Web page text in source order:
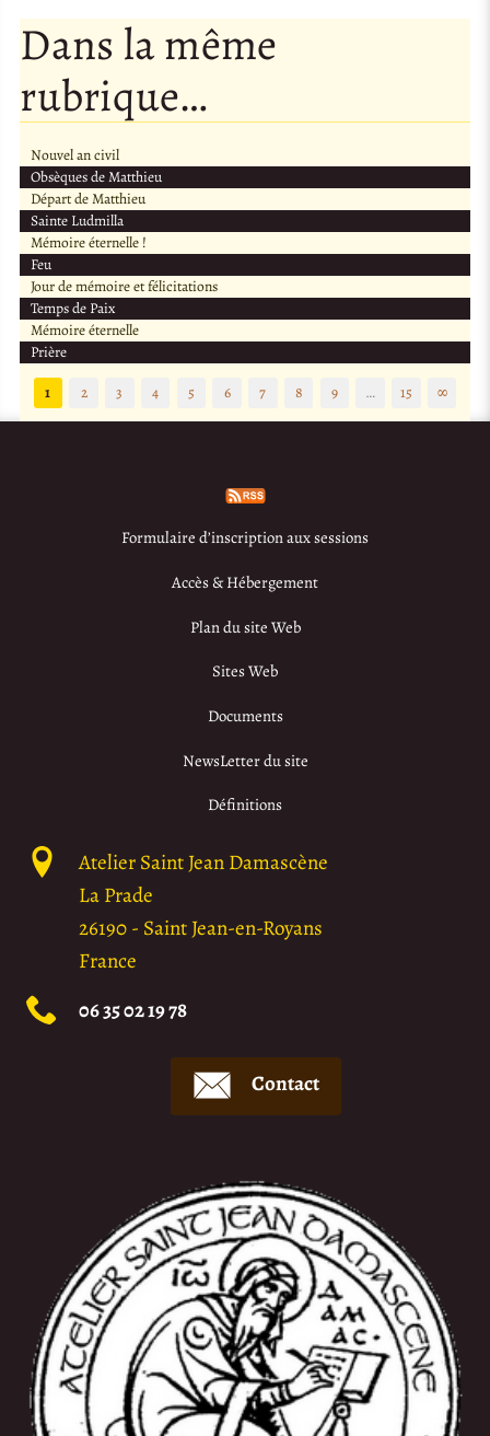
Dans la même
rubrique…
Nouvel an civil
Obsèques de Matthieu
Départ de Matthieu
Sainte Ludmilla
Mémoire éternelle !
Feu
Jour de mémoire et félicitations
Temps de Paix
Mémoire éternelle
Prière
1
2 3 4 5 6 7 8 9 … 15 ∞
Formulaire d’inscription aux sessions
Accès & Hébergement
Plan du site Web
Sites Web
Documents
NewsLetter du site
Définitions
Atelier Saint Jean Damascène
La Prade
26190- Saint Jean-en-Royans
France
06 35 02 19 78
Contact